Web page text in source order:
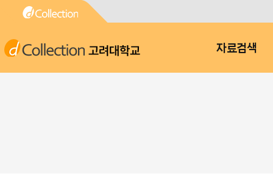
고려대학교 자료검색